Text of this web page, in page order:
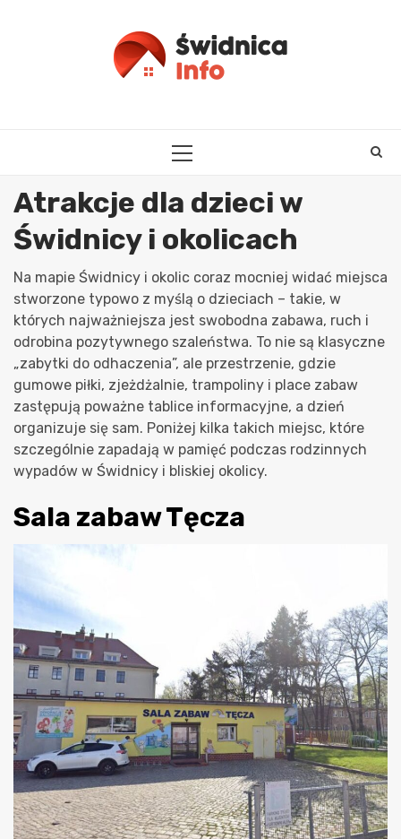
PRIMARY
Atrakcje dla dzieci w
Świdnicy i okolicach
Na mapie Świdnicy i okolic coraz mocniej widać miejsca
stworzone typowo z myślą o dzieciach – takie, w
których najważniejsza jest swobodna zabawa, ruch i
odrobina pozytywnego szaleństwa. To nie są klasyczne
„zabytki do odhaczenia”, ale przestrzenie, gdzie
gumowe piłki, zjeżdżalnie, trampoliny i place zabaw
zastępują poważne tablice informacyjne, a dzień
organizuje się sam. Poniżej kilka takich miejsc, które
szczególnie zapadają w pamięć podczas rodzinnych
wypadów w Świdnicy i bliskiej okolicy.
Sala zabaw Tęcza